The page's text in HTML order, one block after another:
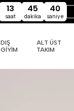
13
saat
45
dakika
39
saniye
DIŞ
GİYİM
ALT ÜST
TAKIM